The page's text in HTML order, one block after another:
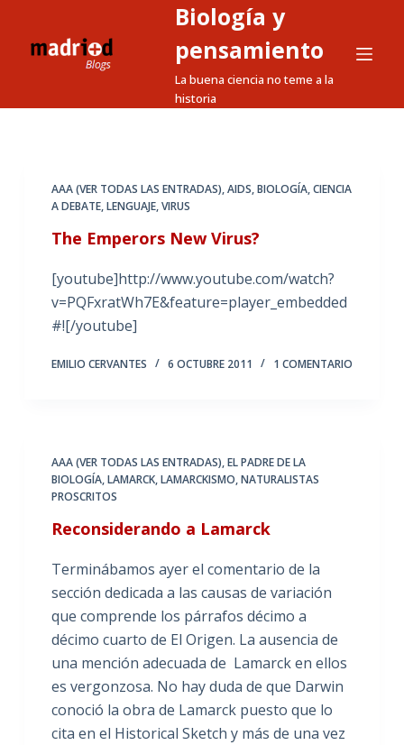
a
Biología y
pensamiento
La buena ciencia no teme a la
historia
AAA (VER TODAS LAS ENTRADAS),AIDS,BIOLOGÍA,CIENCIA
A DEBATE,LENGUAJE,VIRUS
The Emperors New Virus?
[youtube]http://www.youtube.com/watch?
v=PQFxratWh7E&feature=player_embedded
#![/youtube]
EMILIO CERVANTES 6 OCTUBRE 2011 1 COMENTARIO
AAA (VER TODAS LAS ENTRADAS),EL PADRE DE LA
BIOLOGÍA,LAMARCK,LAMARCKISMO,NATURALISTAS
PROSCRITOS
Reconsiderando a Lamarck
Terminábamos ayer el comentario de la
sección dedicada a las causas de variación
que comprende los párrafos décimo a
décimo cuarto de El Origen. La ausencia de
una mención adecuada de Lamarck en ellos
es vergonzosa. No hay duda de que Darwin
conoció la obra de Lamarck puesto que lo
cita en el Historical Sketch y más de una vez